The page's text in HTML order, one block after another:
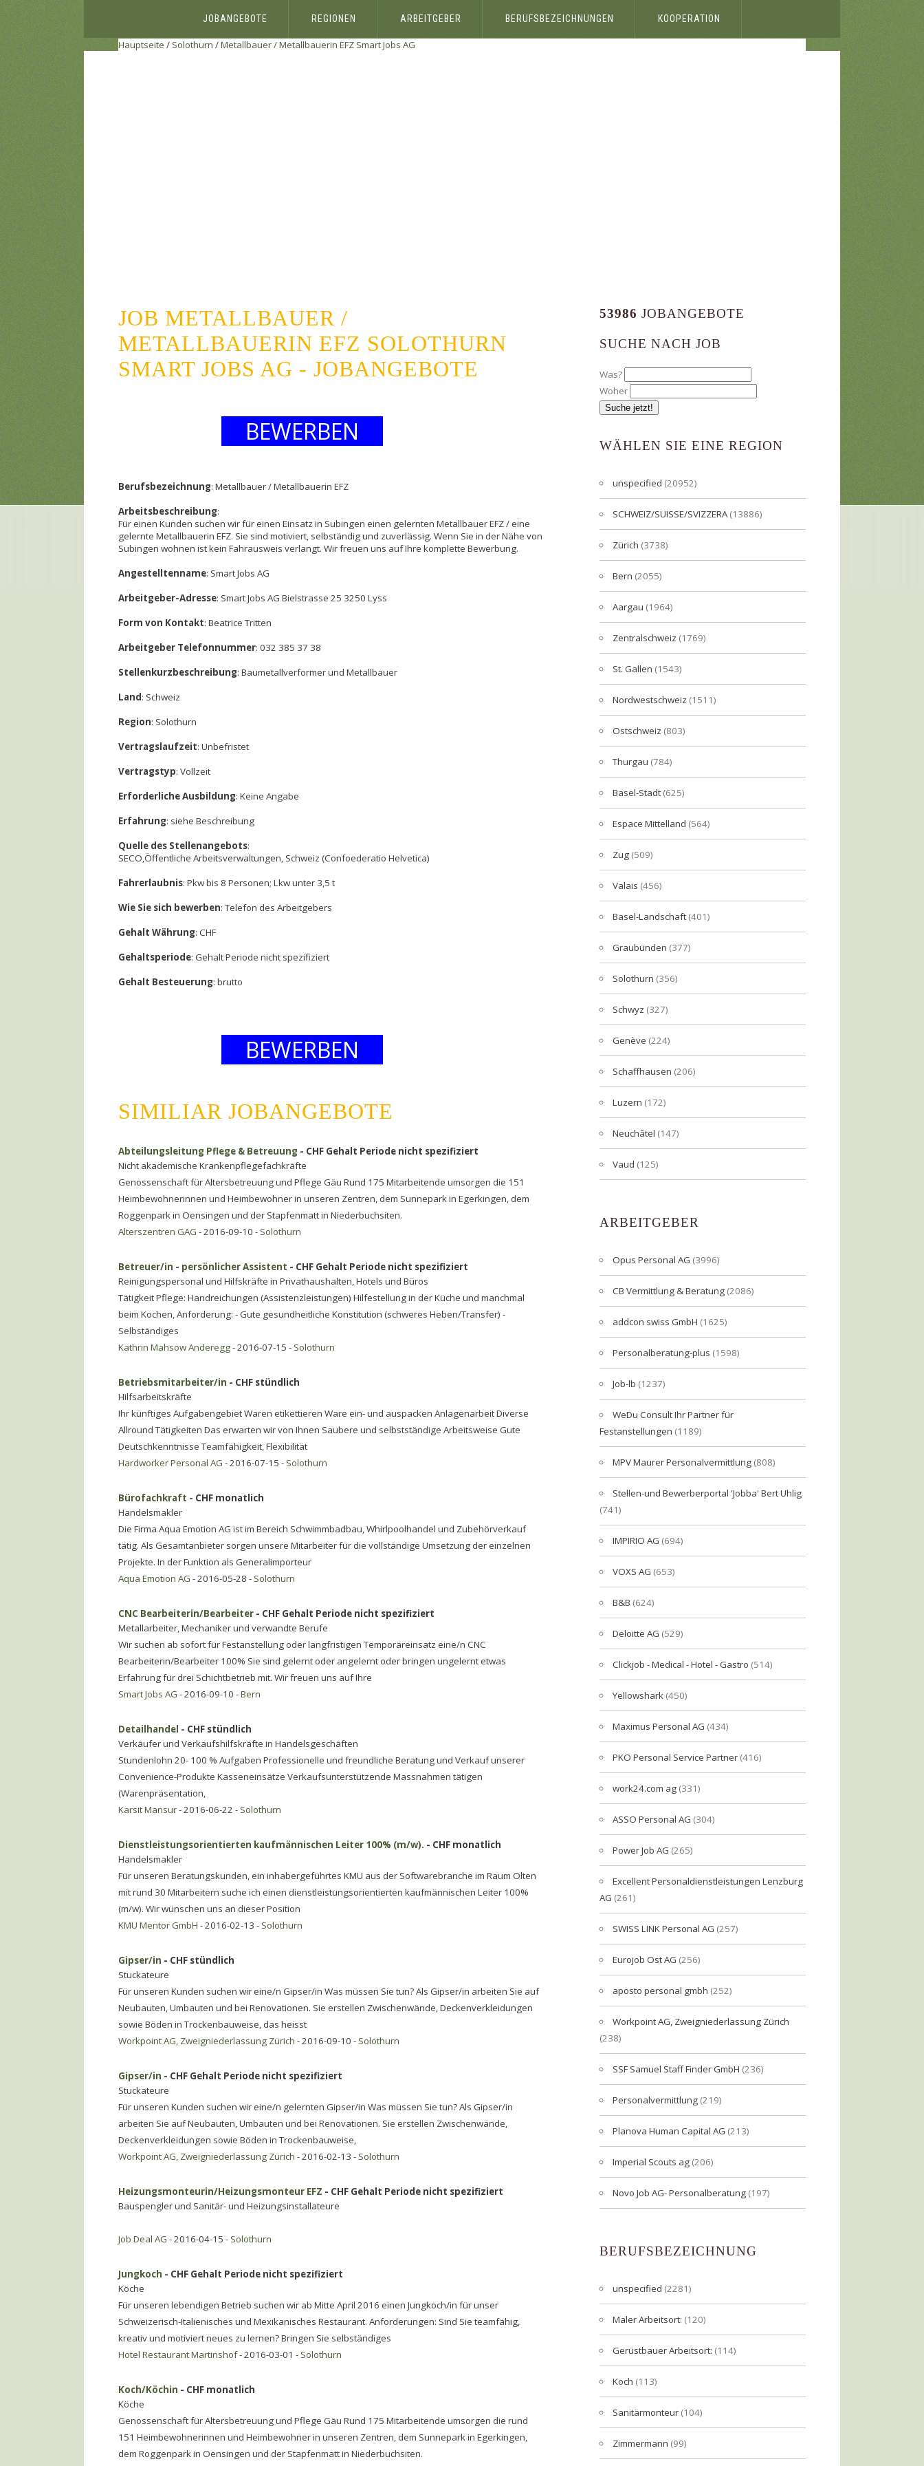
JOBANGEBOTE REGIONEN ARBEITGEBER BERUFSBEZEICHNUNGEN KOOPERATION
Hauptseite / Solothurn /Metallbauer / Metallbauerin EFZ Smart Jobs AG
JOB METALLBAUER /
METALLBAUERIN EFZ SOLOTHURN
SMART JOBS AG - JOBANGEBOTE
BEWERBEN
Berufsbezeichnung: Metallbauer / Metallbauerin EFZ
Arbeitsbeschreibung:
Für einen Kunden suchen wir für einen Einsatz in Subingen einen gelernten Metallbauer EFZ / eine
gelernte Metallbauerin EFZ. Sie sind motiviert, selbständig und zuverlässig. Wenn Sie in der Nähe von
Subingen wohnen ist kein Fahrausweis verlangt. Wir freuen uns auf Ihre komplette Bewerbung.
Angestelltenname: Smart Jobs AG
Arbeitgeber-Adresse: Smart Jobs AG Bielstrasse 25 3250 Lyss
Form von Kontakt: Beatrice Tritten
Arbeitgeber Telefonnummer: 032 385 37 38
Stellenkurzbeschreibung: Baumetallverformer und Metallbauer
Land: Schweiz
Region: Solothurn
Vertragslaufzeit: Unbefristet
Vertragstyp: Vollzeit
Erforderliche Ausbildung: Keine Angabe
Erfahrung: siehe Beschreibung
Quelle des Stellenangebots:
SECO,Öffentliche Arbeitsverwaltungen, Schweiz (Confoederatio Helvetica)
Fahrerlaubnis: Pkw bis 8 Personen; Lkw unter 3,5 t
Wie Sie sich bewerben: Telefon des Arbeitgebers
Gehalt Währung: CHF
Gehaltsperiode: Gehalt Periode nicht spezifiziert
Gehalt Besteuerung: brutto
BEWERBEN
SIMILIAR JOBANGEBOTE
Abteilungsleitung Pflege & Betreuung - CHF Gehalt Periode nicht spezifiziert
Nicht akademische Krankenpflegefachkräfte
Genossenschaft für Altersbetreuung und Pflege Gäu Rund 175 Mitarbeitende umsorgen die 151
Heimbewohnerinnen und Heimbewohner in unseren Zentren, dem Sunnepark in Egerkingen, dem
Roggenpark in Oensingen und der Stapfenmatt in Niederbuchsiten.
Alterszentren GAG - 2016-09-10 - Solothurn
Betreuer/in - persönlicher Assistent - CHF Gehalt Periode nicht spezifiziert
Reinigungspersonal und Hilfskräfte in Privathaushalten, Hotels und Büros
Tätigkeit Pflege: Handreichungen (Assistenzleistungen) Hilfestellung in der Küche und manchmal
beim Kochen, Anforderung: - Gute gesundheitliche Konstitution (schweres Heben/Transfer) -
Selbständiges
Kathrin Mahsow Anderegg- 2016-07-15 - Solothurn
Betriebsmitarbeiter/in - CHF stündlich
Hilfsarbeitskräfte
Ihr künftiges Aufgabengebiet Waren etikettieren Ware ein- und auspacken Anlagenarbeit Diverse
Allround Tätigkeiten Das erwarten wir von Ihnen Saubere und selbstständige Arbeitsweise Gute
Deutschkenntnisse Teamfähigkeit, Flexibilität
Hardworker Personal AG - 2016-07-15 - Solothurn
Bürofachkraft - CHF monatlich
Handelsmakler
Die Firma Aqua Emotion AG ist im Bereich Schwimmbadbau, Whirlpoolhandel und Zubehörverkauf
tätig. Als Gesamtanbieter sorgen unsere Mitarbeiter für die vollständige Umsetzung der einzelnen
Projekte. In der Funktion als Generalimporteur
Aqua Emotion AG - 2016-05-28 - Solothurn
CNC Bearbeiterin/Bearbeiter - CHF Gehalt Periode nicht spezifiziert
Metallarbeiter, Mechaniker und verwandte Berufe
Wir suchen ab sofort für Festanstellung oder langfristigen Temporäreinsatz eine/n CNC
Bearbeiterin/Bearbeiter 100% Sie sind gelernt oder angelernt oder bringen ungelernt etwas
Erfahrung für drei Schichtbetrieb mit. Wir freuen uns auf Ihre
Smart Jobs AG - 2016-09-10 -Bern
Detailhandel - CHF stündlich
Verkäufer und Verkaufshilfskräfte in Handelsgeschäften
Stundenlohn 20- 100 % Aufgaben Professionelle und freundliche Beratung und Verkauf unserer
Convenience-Produkte Kasseneinsätze Verkaufsunterstützende Massnahmen tätigen
(Warenpräsentation,
Karsit Mansur- 2016-06-22 - Solothurn
Dienstleistungsorientierten kaufmännischen Leiter 100% (m/w). - CHF monatlich
Handelsmakler
Für unseren Beratungskunden, ein inhabergeführtes KMU aus der Softwarebranche im Raum Olten
mit rund 30 Mitarbeitern suche ich einen dienstleistungsorientierten kaufmännischen Leiter 100%
(m/w). Wir wünschen uns an dieser Position
KMU Mentor GmbH - 2016-02-13 - Solothurn
Gipser/in - CHF stündlich
Stuckateure
Für unseren Kunden suchen wir eine/n Gipser/in Was müssen Sie tun? Als Gipser/in arbeiten Sie auf
Neubauten, Umbauten und bei Renovationen. Sie erstellen Zwischenwände, Deckenverkleidungen
sowie Böden in Trockenbauweise, das heisst
Workpoint AG, Zweigniederlassung Zürich - 2016-09-10 - Solothurn
Gipser/in - CHF Gehalt Periode nicht spezifiziert
Stuckateure
Für unseren Kunden suchen wir eine/n gelernten Gipser/in Was müssen Sie tun? Als Gipser/in
arbeiten Sie auf Neubauten, Umbauten und bei Renovationen. Sie erstellen Zwischenwände,
Deckenverkleidungen sowie Böden in Trockenbauweise,
Workpoint AG, Zweigniederlassung Zürich - 2016-02-13 - Solothurn
Heizungsmonteurin/Heizungsmonteur EFZ - CHF Gehalt Periode nicht spezifiziert
Bauspengler und Sanitär- und Heizungsinstallateure
Job Deal AG - 2016-04-15 - Solothurn
Jungkoch - CHF Gehalt Periode nicht spezifiziert
Köche
Für unseren lebendigen Betrieb suchen wir ab Mitte April 2016 einen Jungkoch/in für unser
Schweizerisch-Italienisches und Mexikanisches Restaurant. Anforderungen: Sind Sie teamfähig,
kreativ und motiviert neues zu lernen? Bringen Sie selbständiges
Hotel Restaurant Martinshof- 2016-03-01 - Solothurn
Koch/Köchin - CHF monatlich
Köche
Genossenschaft für Altersbetreuung und Pflege Gäu Rund 175 Mitarbeitende umsorgen die rund
151 Heimbewohnerinnen und Heimbewohner in unseren Zentren, dem Sunnepark in Egerkingen,
dem Roggenpark in Oensingen und der Stapfenmatt in Niederbuchsiten.
53986 JOBANGEBOTE
SUCHE NACH JOB
Was?
Woher
WÄHLEN SIE EINE REGION
unspecified (20952)
SCHWEIZ/SUISSE/SVIZZERA(13886)
Zürich (3738)
Bern (2055)
Aargau (1964)
Zentralschweiz (1769)
St. Gallen (1543)
Nordwestschweiz (1511)
Ostschweiz (803)
Thurgau (784)
Basel-Stadt (625)
Espace Mittelland (564)
Zug (509)
Valais (456)
Basel-Landschaft (401)
Graubünden (377)
Solothurn (356)
Schwyz (327)
Genève (224)
Schaffhausen (206)
Luzern (172)
Neuchâtel (147)
Vaud (125)
ARBEITGEBER
Opus Personal AG (3996)
CB Vermittlung & Beratung (2086)
addcon swiss GmbH (1625)
Personalberatung-plus (1598)
Job-lb (1237)
WeDu Consult Ihr Partner für
Festanstellungen (1189)
MPV Maurer Personalvermittlung (808)
Stellen-und Bewerberportal 'Jobba' Bert Uhlig
(741)
IMPIRIO AG (694)
VOXS AG (653)
B&B (624)
Deloitte AG (529)
Clickjob - Medical - Hotel - Gastro (514)
Yellowshark (450)
Maximus Personal AG (434)
PKO Personal Service Partner (416)
work24.com ag (331)
ASSO Personal AG (304)
Power Job AG (265)
Excellent Personaldienstleistungen Lenzburg
AG (261)
SWISS LINK Personal AG (257)
Eurojob Ost AG (256)
aposto personal gmbh (252)
Workpoint AG, Zweigniederlassung Zürich
(238)
SSF Samuel Staff Finder GmbH (236)
Personalvermittlung (219)
Planova Human Capital AG (213)
Imperial Scouts ag (206)
Novo Job AG- Personalberatung (197)
BERUFSBEZEICHNUNG
unspecified (2281)
Maler Arbeitsort: (120)
Gerüstbauer Arbeitsort: (114)
Koch (113)
Sanitärmonteur (104)
Zimmermann (99)